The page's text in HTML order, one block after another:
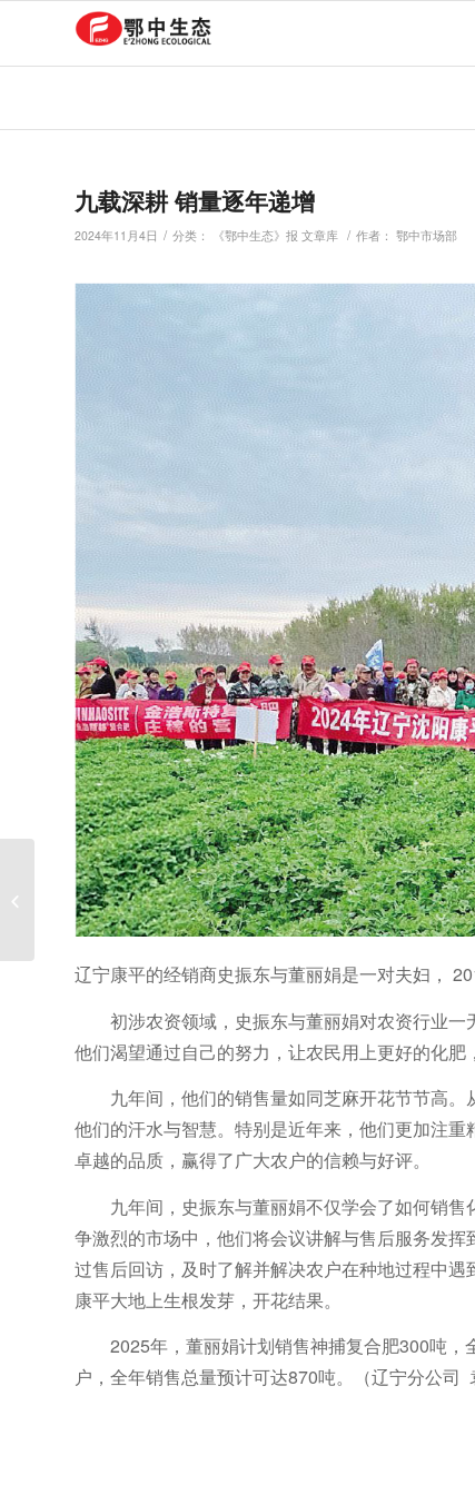
九载深耕 销量逐年递增
2024年11月4日 / 分类： 《鄂中生态》报 文章库 / 作者： 鄂中市场部
辽宁康平的经销商史振东与董丽娟是一对夫妇，
初涉农资领域，史振东与董丽娟对农资行业
他们渴望通过自己的努力，让农民用上更好的化肥
九年间，他们的销售量如同芝麻开花节节高
他们的汗水与智慧。特别是近年来，他们更加注
卓越的品质，赢得了广大农户的信赖与好评。
九年间，史振东与董丽娟不仅学会了如何销
争激烈的市场中，他们将会议讲解与售后服务发
过售后回访，及时了解并解决农户在种地过程中
康平大地上生根发芽，开花结果。
2025年，董丽娟计划销售神捕复合肥300吨
户，全年销售总量预计可达870吨。（辽宁分公司
一文讲透“肥害”